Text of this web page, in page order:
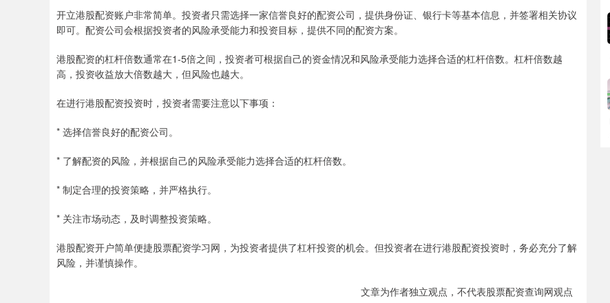
开立港股配资账户非常简单。投资者只需选择一家信誉良好的配资公司，提供身份证、银行卡等基本信息，并签署相关协议
即可。配资公司会根据投资者的风险承受能力和投资目标，提供不同的配资方案。
港股配资的杠杆倍数通常在1-5倍之间，投资者可根据自己的资金情况和风险承受能力选择合适的杠杆倍数。杠杆倍数越
高，投资收益放大倍数越大，但风险也越大。
在进行港股配资投资时，投资者需要注意以下事项：
* 选择信誉良好的配资公司。
* 了解配资的风险，并根据自己的风险承受能力选择合适的杠杆倍数。
* 制定合理的投资策略，并严格执行。
* 关注市场动态，及时调整投资策略。
港股配资开户简单便捷股票配资学习网，为投资者提供了杠杆投资的机会。但投资者在进行港股配资投资时，务必充分了解
风险，并谨慎操作。
文章为作者独立观点，不代表股票配资查询网观点